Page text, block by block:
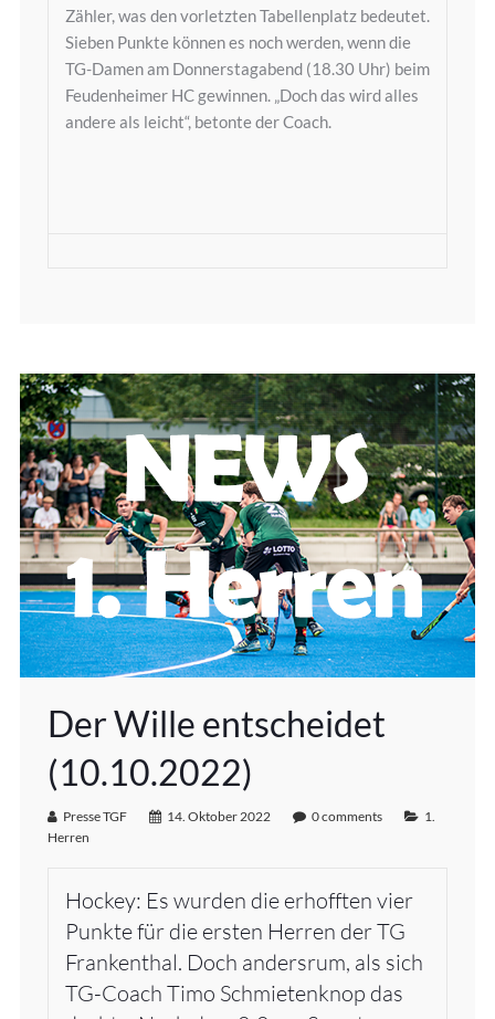
Zähler, was den vorletzten Tabellenplatz bedeutet.
Sieben Punkte können es noch werden, wenn die
TG-Damen am Donnerstagabend (18.30 Uhr) beim
Feudenheimer HC gewinnen. „Doch das wird alles
andere als leicht“, betonte der Coach.
Der Wille entscheidet
(10.10.2022)
Presse TGF 14. Oktober 2022 0 comments
1.
Herren
Hockey: Es wurden die erhofften vier
Punkte für die ersten Herren der TG
Frankenthal. Doch andersrum, als sich
TG-Coach Timo Schmietenknop das